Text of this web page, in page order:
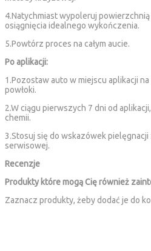
4.Natychmiast wypoleruj
osiągnięcia idealnego wykończenia.
5.Powtórz proces na całym aucie.
Po aplikacji:
1.Pozostaw auto w miejscu aplikacji
powłoki.
2.W ciągu pierwszych 7 dni od
chemii.
3.Stosuj się do wskazówek pielęgnacji
serwisowej.
Recenzje
Produkty które mogą Cię również
Zaznacz produkty, żeby dodać je do